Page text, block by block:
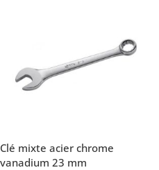
Clé mixte acier chrome
vanadium 23 mm